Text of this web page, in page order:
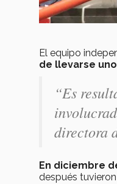
El equipo
de llevarse
“Es
directora
En diciembre
después